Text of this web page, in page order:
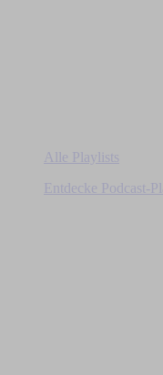
Alle Playlists
Entdecke Podcast-